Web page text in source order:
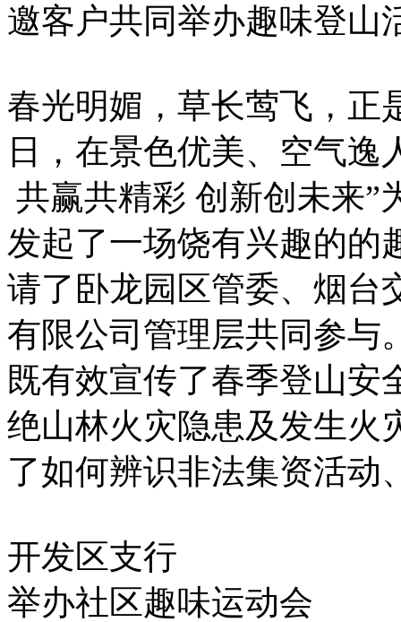
邀客户共同举办趣味登山
春光明媚，草长莺飞，正
日，在景色优美、空气逸
共赢共精彩 创新创未来”
发起了一场饶有兴趣的的
请了卧龙园区管委、烟台
有限公司管理层共同参与
既有效宣传了春季登山安
绝山林火灾隐患及发生火
了如何辨识非法集资活动
开发区支行
举办社区趣味运动会